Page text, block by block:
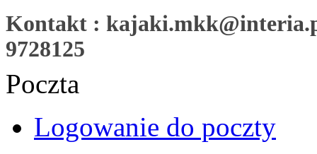
Kontakt :
9728125
Poczta
Logowanie do poczty